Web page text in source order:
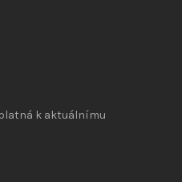
k aktuálnímu